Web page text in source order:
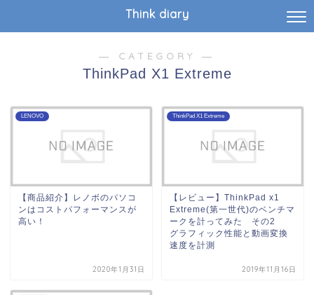
Think diary
― CATEGORY ―
ThinkPad X1 Extreme
LENOVO
【商品紹介】レノボのパソコ
ンはコストパフォーマンスが
高い！
2020年1月31日
ThinkPad X1 Extreme
【レビュー】ThinkPad x1
Extreme(第一世代)のベンチマ
ークを計ってみた その2
グラフィック性能と動画変換
速度を計測
2019年11月16日